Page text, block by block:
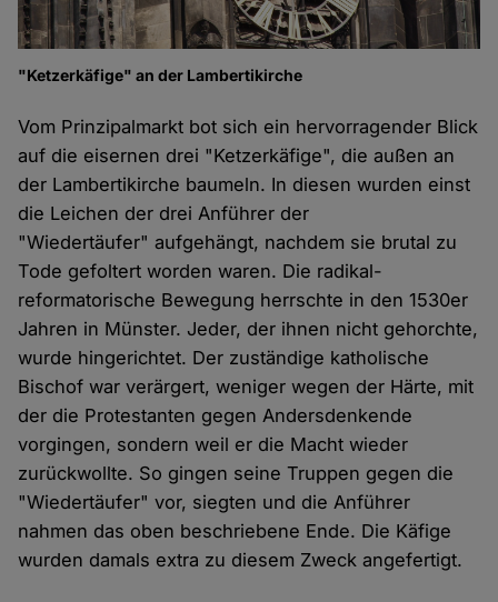
"Ketzerkäfige" an der Lambertikirche
Vom Prinzipalmarkt bot sich ein hervorragender Blick
auf die eisernen drei "Ketzerkäfige", die außen an
der Lambertikirche baumeln. In diesen wurden einst
die Leichen der drei Anführer der
"Wiedertäufer" aufgehängt, nachdem sie brutal zu
Tode gefoltert worden waren. Die radikal-
reformatorische Bewegung herrschte in den 1530er
Jahren in Münster. Jeder, der ihnen nicht gehorchte,
wurde hingerichtet. Der zuständige katholische
Bischof war verärgert, weniger wegen der Härte, mit
der die Protestanten gegen Andersdenkende
vorgingen, sondern weil er die Macht wieder
zurückwollte. So gingen seine Truppen gegen die
"Wiedertäufer" vor, siegten und die Anführer
nahmen das oben beschriebene Ende. Die Käfige
wurden damals extra zu diesem Zweck angefertigt.